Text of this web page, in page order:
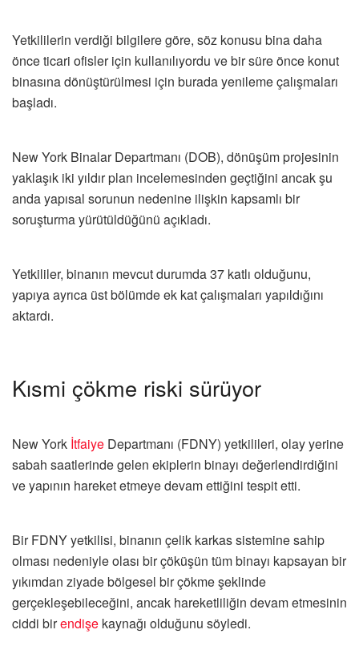
Yetkililerin verdiği bilgilere göre, söz konusu bina daha
önce ticari ofisler için kullanılıyordu ve bir süre önce konut
binasına dönüştürülmesi için burada yenileme çalışmaları
başladı.
New York Binalar Departmanı (DOB), dönüşüm projesinin
yaklaşık iki yıldır plan incelemesinden geçtiğini ancak şu
anda yapısal sorunun nedenine ilişkin kapsamlı bir
soruşturma yürütüldüğünü açıkladı.
Yetkililer, binanın mevcut durumda 37 katlı olduğunu,
yapıya ayrıca üst bölümde ek kat çalışmaları yapıldığını
aktardı.
Kısmi çökme riski sürüyor
New York İtfaiye Departmanı (FDNY) yetkilileri, olay yerine
sabah saatlerinde gelen ekiplerin binayı değerlendirdiğini
ve yapının hareket etmeye devam ettiğini tespit etti.
Bir FDNY yetkilisi, binanın çelik karkas sistemine sahip
olması nedeniyle olası bir çöküşün tüm binayı kapsayan bir
yıkımdan ziyade bölgesel bir çökme şeklinde
gerçekleşebileceğini, ancak hareketliliğin devam etmesinin
ciddi birendişe kaynağı olduğunu söyledi.